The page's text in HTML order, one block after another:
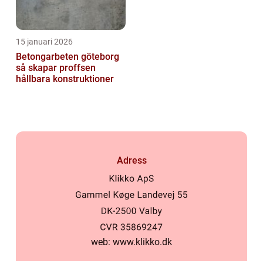
15 januari 2026
Betongarbeten göteborg
så skapar proffsen
hållbara konstruktioner
Adress
web: www.klikko.dk